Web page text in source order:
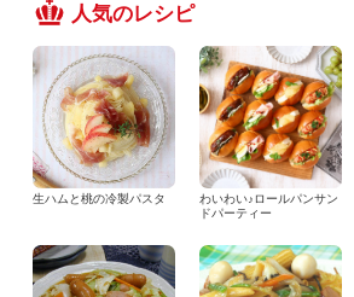
人気のレシピ
生ハムと桃の冷製パスタ
わいわい♪ロールパンサン
ドパーティー